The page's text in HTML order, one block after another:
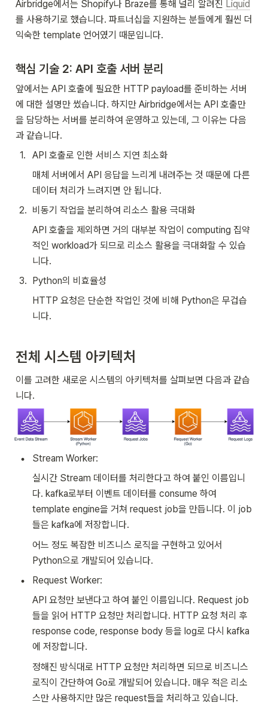
Airbridge에서는 Shopify나 Braze를 통해 널리 알려진 Liquid
를 사용하기로 했습니다. 파트너십을 지원하는 분들에게 훨씬 더
익숙한 template 언어였기 때문입니다.
핵심 기술 2: API 호출 서버 분리
앞에서는 API 호출에 필요한 HTTP payload를 준비하는 서버
에 대한 설명만 썼습니다. 하지만 Airbridge에서는 API 호출만
을 담당하는 서버를 분리하여 운영하고 있는데, 그 이유는 다음
과 같습니다.
1.
API 호출로 인한 서비스 지연 최소화
매체 서버에서 API 응답을 느리게 내려주는 것 때문에 다른
데이터 처리가 느려지면 안 됩니다.
2. 비동기 작업을 분리하여 리소스 활용 극대화
API 호출을 제외하면 거의 대부분 작업이 computing 집약
적인 workload가 되므로 리소스 활용을 극대화할 수 있습
니다.
3. Python의 비효율성
HTTP 요청은 단순한 작업인 것에 비해 Python은 무겁습
니다.
전체 시스템 아키텍처
이를 고려한 새로운 시스템의 아키텍처를 살펴보면 다음과 같습
니다.
•
Stream Worker:
실시간 Stream 데이터를 처리한다고 하여 붙인 이름입니
다. kafka로부터 이벤트 데이터를 consume 하여
template engine을 거쳐 request job을 만듭니다. 이 job
들은 kafka에 저장합니다.
어느 정도 복잡한 비즈니스 로직을 구현하고 있어서
Python으로 개발되어 있습니다.
•
Request Worker:
API 요청만 보낸다고 하여 붙인 이름입니다. Request job
들을 읽어 HTTP 요청만 처리합니다. HTTP 요청 처리 후
response code, response body 등을 log로 다시 kafka
에 저장합니다.
정해진 방식대로 HTTP 요청만 처리하면 되므로 비즈니스
로직이 간단하여 Go로 개발되어 있습니다. 매우 적은 리소
스만 사용하지만 많은 request들을 처리하고 있습니다.